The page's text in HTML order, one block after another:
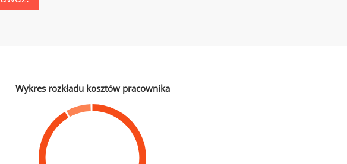
Wykres rozkładu kosztów pracownika